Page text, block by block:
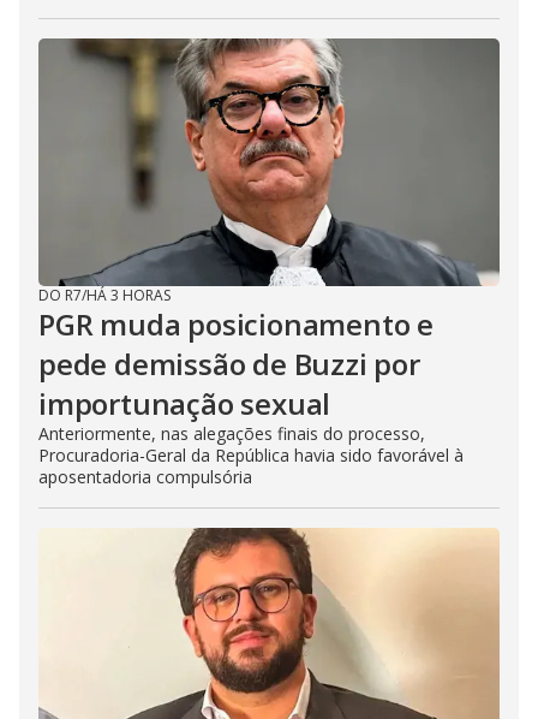
DO R7/HÁ 3 HORAS
PGR muda posicionamento e
pede demissão de Buzzi por
importunação sexual
Anteriormente, nas alegações finais do processo,
Procuradoria-Geral da República havia sido favorável à
aposentadoria compulsória